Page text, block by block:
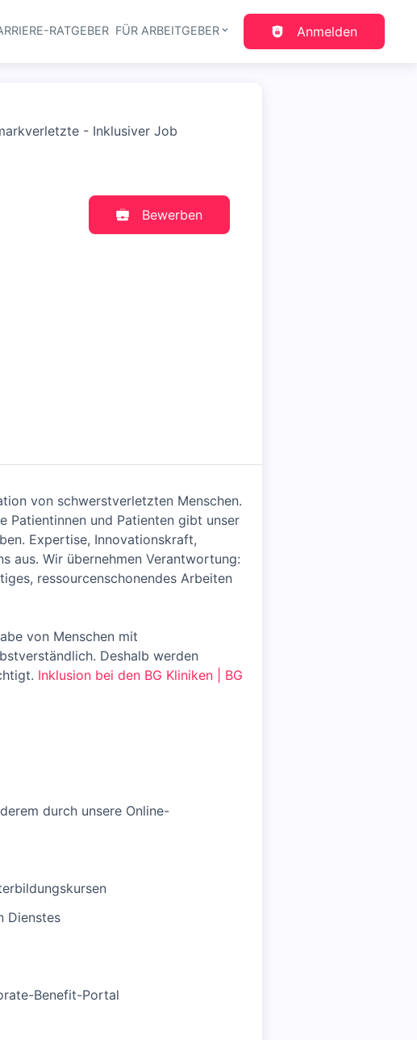
Navigation
RATGEBER FÜR ARBEITGEBER Anmelden
- Inklusiver Job
Bewerben
von schwerstverletzten Menschen.
Patientinnen und Patienten gibt unser
Expertise, Innovationskraft,
aus. Wir übernehmen Verantwortung:
ressourcenschonendes Arbeiten
von Menschen mit
Deshalb werden
Inklusion bei den BG Kliniken | BG
durch unsere Online-
Dienstes
Benefit-Portal